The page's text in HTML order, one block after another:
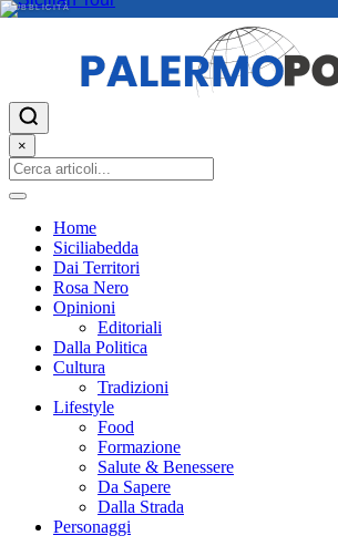
PUBBLICITÀ
×
Home
Siciliabedda
Dai Territori
Rosa Nero
Opinioni
Editoriali
Dalla Politica
Cultura
Tradizioni
Lifestyle
Food
Formazione
Salute & Benessere
Da Sapere
Dalla Strada
Personaggi